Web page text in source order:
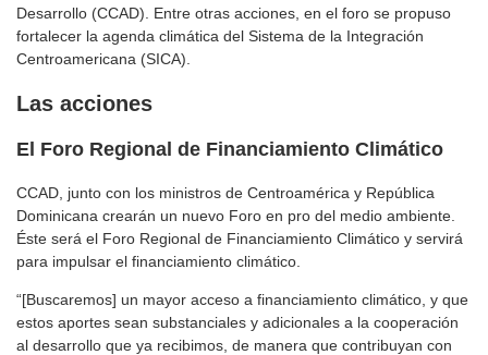
Desarrollo (CCAD). Entre otras acciones, en el foro se propuso
fortalecer la agenda climática del Sistema de la Integración
Centroamericana (SICA).
Las acciones
El Foro Regional de Financiamiento Climático
CCAD, junto con los ministros de Centroamérica y República
Dominicana crearán un nuevo Foro en pro del medio ambiente.
Éste será el Foro Regional de Financiamiento Climático y servirá
para impulsar el financiamiento climático.
“[Buscaremos] un mayor acceso a financiamiento climático, y que
estos aportes sean substanciales y adicionales a la cooperación
al desarrollo que ya recibimos, de manera que contribuyan con